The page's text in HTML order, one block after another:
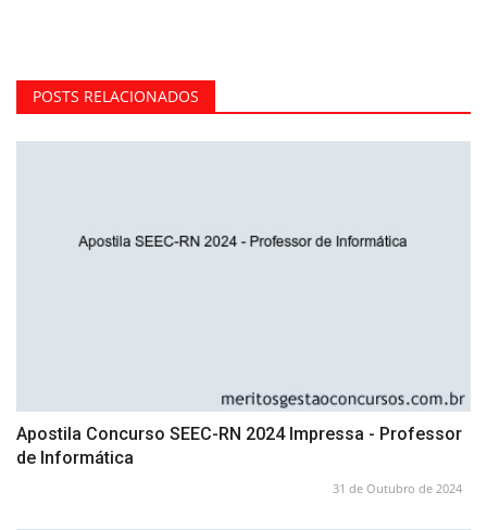
POSTS RELACIONADOS
Apostila Concurso SEEC-RN 2024 Impressa - Professor
de Informática
31 de Outubro de 2024